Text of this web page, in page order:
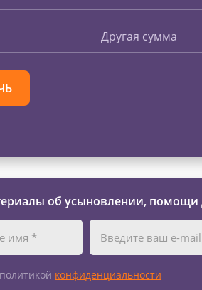
Другая сумма
об усыновлении, помощи
конфиденциальности